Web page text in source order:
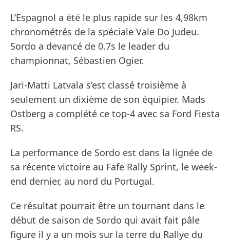
L’Espagnol a été le plus rapide sur les 4,98km
chronométrés de la spéciale Vale Do Judeu.
Sordo a devancé de 0.7s le leader du
championnat, Sébastien Ogier.
Jari-Matti Latvala s’est classé troisième à
seulement un dixième de son équipier. Mads
Ostberg a complété ce top-4 avec sa Ford Fiesta
RS.
La performance de Sordo est dans la lignée de
sa récente victoire au Fafe Rally Sprint, le week-
end dernier, au nord du Portugal.
Ce résultat pourrait être un tournant dans le
début de saison de Sordo qui avait fait pâle
figure il y a un mois sur la terre du Rallye du